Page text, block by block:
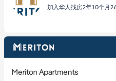
加入华人找房2年10个月
Meriton Apartments